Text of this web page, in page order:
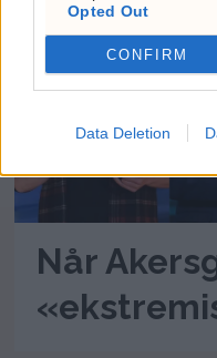
Opted Out
CONFIRM
Data Deletion
Når